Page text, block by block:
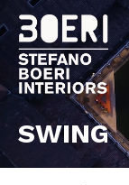
SWING